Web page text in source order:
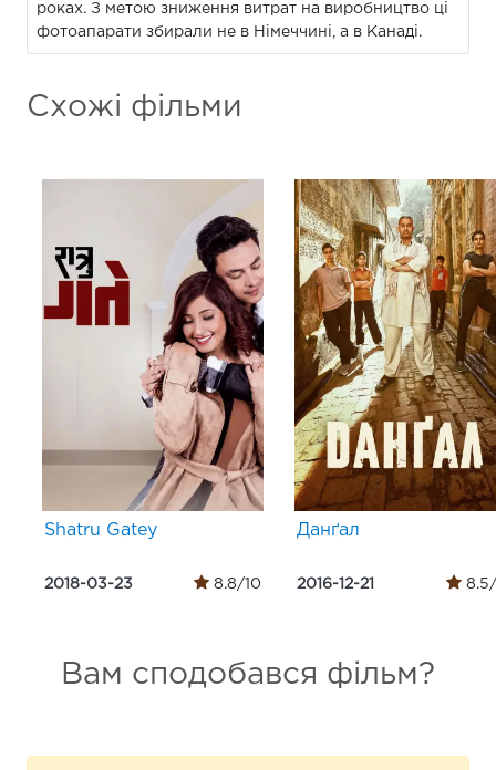
роках. З метою зниження витрат на виробництво ці
фотоапарати збирали не в Німеччині, а в Канаді.
Схожі фільми
Shatru Gatey
2018-03-23 8.8/10
Данґал
2016-12-21 8.5/
Вам сподобався фільм?